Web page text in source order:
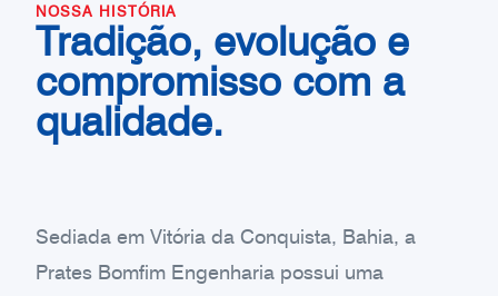
NOSSA HISTÓRIA
Tradição, evolução e
compromisso com a
qualidade.
Sediada em Vitória da Conquista, Bahia, a
Prates Bomfim Engenharia possui uma